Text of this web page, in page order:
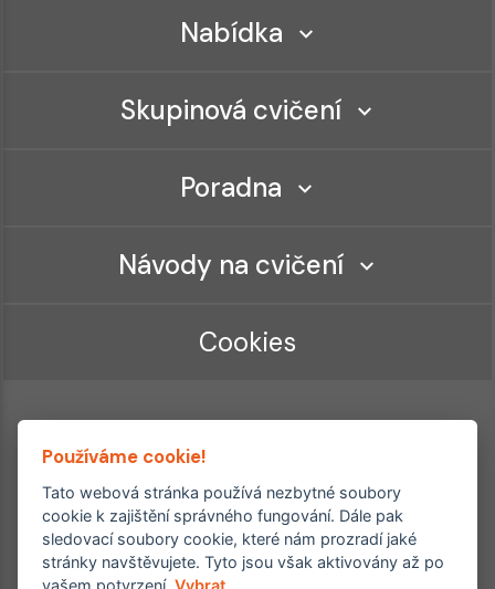
Nabídka
Skupinová cvičení
Poradna
Návody na cvičení
Cookies
Ordinace roku
Rehabilitační ordinace
2. místo – 2017/2019
Používáme cookie!
Tato webová stránka používá nezbytné soubory
cookie k zajištění správného fungování. Dále pak
sledovací soubory cookie, které nám prozradí jaké
stránky navštěvujete. Tyto jsou však aktivovány až po
vašem potvrzení.Vybrat